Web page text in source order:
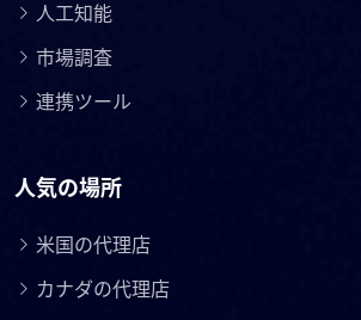
人工知能
市場調査
連携ツール
人気の場所
米国の代理店
カナダの代理店